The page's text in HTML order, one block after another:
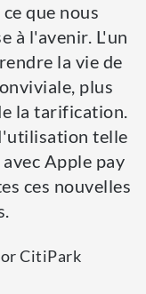
que nous
à l'avenir. L'un
la vie de
plus
la tarification.
telle
Apple pay
ces nouvelles
CitiPark